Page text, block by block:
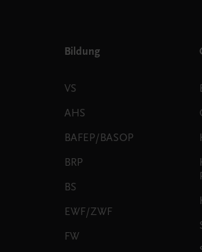
Bildung
VS
AHS
BAFEP/BASOP
BRP
BS
EWF/ZWF
FW